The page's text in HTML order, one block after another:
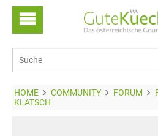
HOME COMMUNITY FORUM
KLATSCH